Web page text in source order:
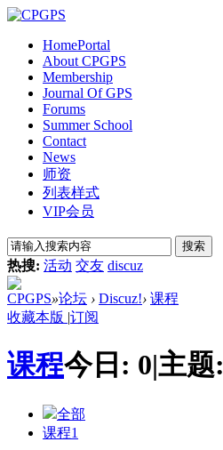
HomePortal
About CPGPS
Membership
Journal Of GPS
Forums
Summer School
Contact
News
师资
列表样式
VIP会员
搜索
热搜: 活动 交友 discuz
CPGPS»论坛 › Discuz!› 课程
收藏本版 |订阅
课程今日: 0|主题:
全部
课程1